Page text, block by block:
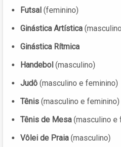
Futsal (feminino)
Ginástica Artística
Ginástica Rítmica
Handebol (masculino)
Judô (masculino e feminino)
Tênis (masculino e feminino)
Tênis de Mesa (masculino e
Vôlei de Praia (masculino)